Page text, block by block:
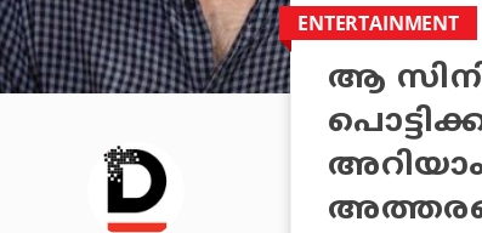
ENTERTAINMENT
ആ